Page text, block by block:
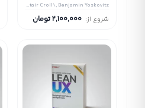
Startup Faster
Alistair Croll\, Benjamin Yoskovitz
شروع از: 2,100,000تومان